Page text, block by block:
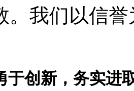
。我们以信
于创新，务实进